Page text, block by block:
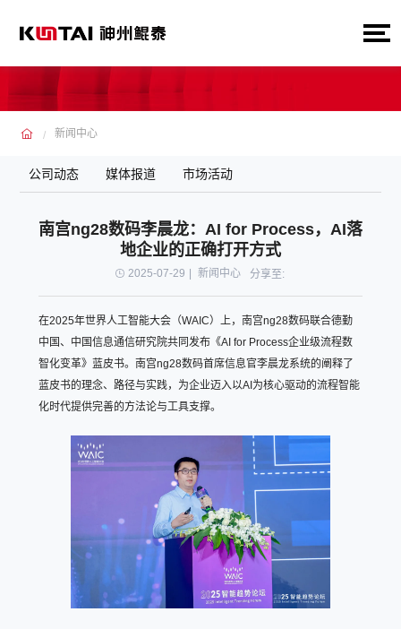
新闻中心
公司动态 媒体报道 市场活动
南宫ng28数码李晨龙：AI for Process，AI落
地企业的正确打开方式
2025-07-29 新闻中心 分享至:
在2025年世界人工智能大会（WAIC）上，南宫ng28数码联合德勤
中国、中国信息通信研究院共同发布《AI for Process企业级流程数
智化变革》蓝皮书。南宫ng28数码首席信息官李晨龙系统的阐释了
蓝皮书的理念、路径与实践，为企业迈入以AI为核心驱动的流程智能
化时代提供完善的方法论与工具支撑。